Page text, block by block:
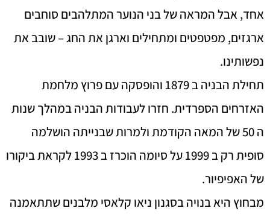
אחד, אבל המראה של בני הנוער המתלהבים סוחבים
ארגזים, מפטפטים ומתחילים וארגן את החג – שובב את
נפשותינו.
תחילת הבניה ב 1879 והופסקה עם פרוץ מלחמת
האזרחים הספרדית. חזרו לעבודות הבניה במהלך שנות
ה 50 של המאה הקודמת ולמרות שבנייתה הושלמה
סופית רק ב 1999 על סיומה הוכרז ב 1993 לקראת ביקורו
של האפיפיור.
מבחוץ היא בנויה בסגנון ניאו קלאסי מלבנים שתתאמנה